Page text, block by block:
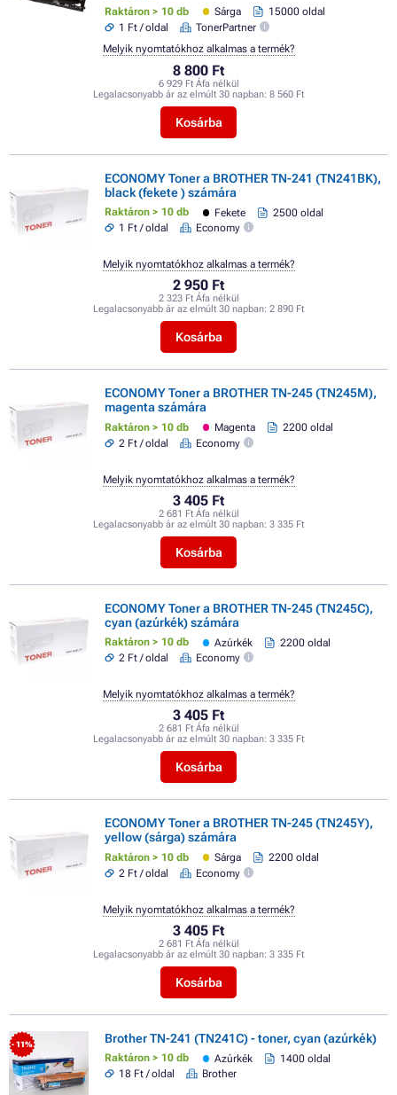
Raktáron > 10 db Sárga
15000 oldal
1 Ft / oldal
TonerPartner
8 800 Ft
6 929 Ft Áfa nélkül
Legalacsonyabb ár az elmúlt 30 napban: 8 560 Ft
Kosárba
Melyik nyomtatókhoz alkalmas a termék?
ECONOMY Toner a BROTHER TN-241 (TN241BK),
black (fekete ) számára
Raktáron > 10 db Fekete
2500 oldal
1 Ft / oldal
Economy
2 950 Ft
2 323 Ft Áfa nélkül
Legalacsonyabb ár az elmúlt 30 napban: 2 890 Ft
Kosárba
Melyik nyomtatókhoz alkalmas a termék?
ECONOMY Toner a BROTHER TN-245 (TN245M),
magenta számára
Raktáron > 10 db Magenta
2200 oldal
2 Ft / oldal
Economy
3 405 Ft
2 681 Ft Áfa nélkül
Legalacsonyabb ár az elmúlt 30 napban: 3 335 Ft
Kosárba
Melyik nyomtatókhoz alkalmas a termék?
ECONOMY Toner a BROTHER TN-245 (TN245C),
cyan (azúrkék) számára
Raktáron > 10 db Azúrkék
2200 oldal
2 Ft / oldal
Economy
3 405 Ft
2 681 Ft Áfa nélkül
Legalacsonyabb ár az elmúlt 30 napban: 3 335 Ft
Kosárba
Melyik nyomtatókhoz alkalmas a termék?
ECONOMY Toner a BROTHER TN-245 (TN245Y),
yellow (sárga) számára
Raktáron > 10 db Sárga
2200 oldal
2 Ft / oldal
Economy
3 405 Ft
2 681 Ft Áfa nélkül
Legalacsonyabb ár az elmúlt 30 napban: 3 335 Ft
Kosárba
Melyik nyomtatókhoz alkalmas a termék?
- 11% Brother TN-241 (TN241C) - toner, cyan (azúrkék)
Raktáron > 10 db Azúrkék
1400 oldal
18 Ft / oldal
Brother